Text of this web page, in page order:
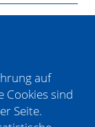
eine
des
wird.
auf
Cookies sind
Seite.